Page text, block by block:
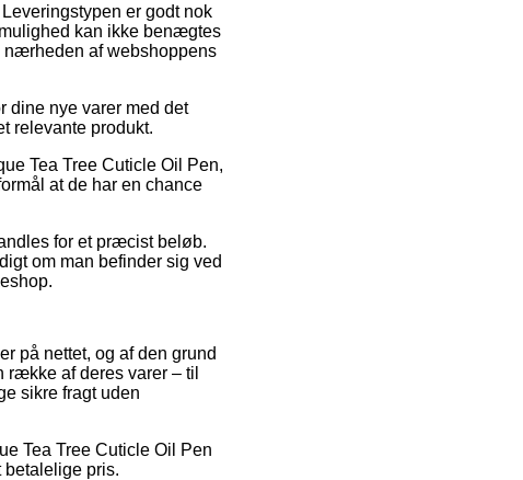
er godt nok
kan ikke benægtes
nærheden af webshoppens
dine nye varer med det
relevante produkt.
Tea Tree Cuticle Oil Pen,
at de har en chance
for et præcist beløb.
om man befinder sig ved
på nettet, og af den grund
af deres varer – til
sikre fragt uden
Tea Tree Cuticle Oil Pen
pris.